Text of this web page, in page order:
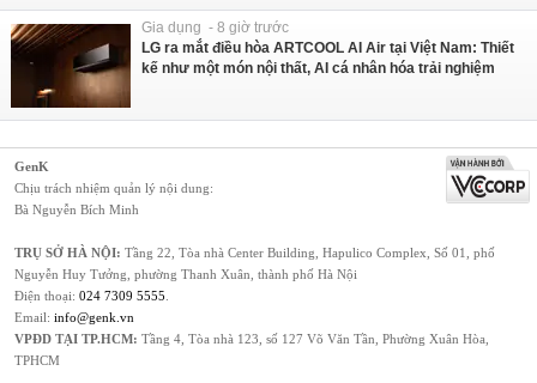
Gia dụng - 8 giờ trước
LG ra mắt điều hòa ARTCOOL AI Air tại Việt Nam: Thiết
kế như một món nội thất, AI cá nhân hóa trải nghiệm
GenK
Chịu trách nhiệm quản lý nội dung:
Bà Nguyễn Bích Minh
TRỤ SỞ HÀ NỘI: Tầng 22, Tòa nhà Center Building, Hapulico Complex, Số 01, phố
Nguyễn Huy Tưởng, phường Thanh Xuân, thành phố Hà Nội
Điện thoại: 024 7309 5555
Email: info@genk.vn
VPĐD TẠI TP.HCM: Tầng 4, Tòa nhà 123, số 127 Võ Văn Tần, Phường Xuân Hòa,
TPHCM